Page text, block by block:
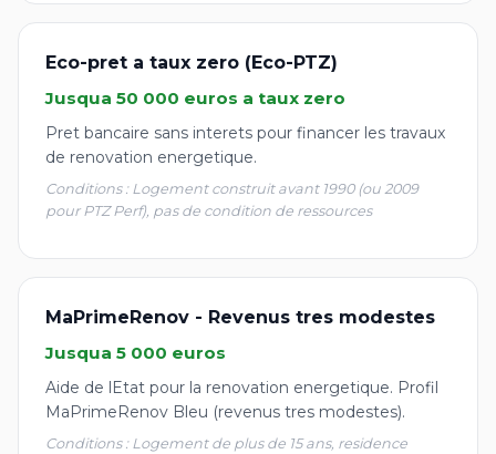
Eco-pret a taux zero (Eco-PTZ)
Jusqua 50 000 euros a taux zero
Pret bancaire sans interets pour financer les travaux
de renovation energetique.
Conditions : Logement construit avant 1990 (ou 2009
pour PTZ Perf), pas de condition de ressources
MaPrimeRenov - Revenus tres modestes
Jusqua 5 000 euros
Aide de lEtat pour la renovation energetique. Profil
MaPrimeRenov Bleu (revenus tres modestes).
Conditions : Logement de plus de 15 ans, residence